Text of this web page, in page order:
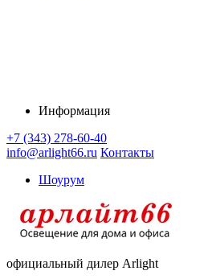
Информация
+7 (343) 278-60-40
info@arlight66.ru Контакты
Шоурум
официальный дилер Arlight